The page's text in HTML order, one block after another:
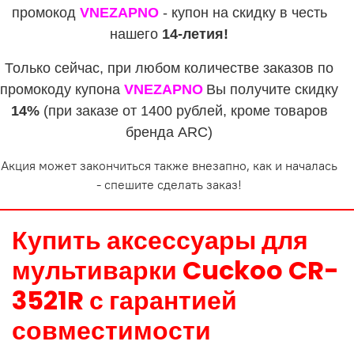
промокод VNEZAPNO- купон на скидку в честь
нашего 14-летия!
Только сейчас, при любом количестве заказов по
промокоду купона VNEZAPNO Вы получите скидку
14%(при заказе от 1400 рублей, кроме товаров
бренда ARC)
Акция может закончиться также внезапно, как и началась
- спешите сделать заказ!
Купить аксессуары для
мультиварки Cuckoo CR-
3521R с гарантией
совместимости